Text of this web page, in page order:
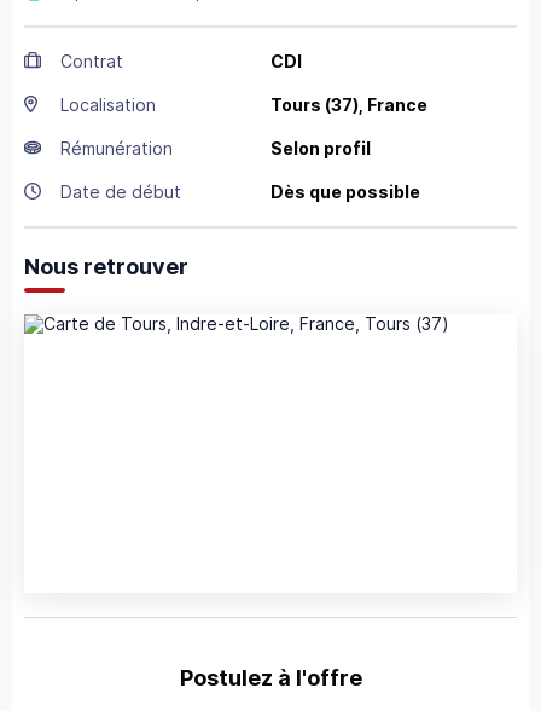
Contrat CDI
Localisation Tours (37), France
Rémunération Selon profil
Date de début Dès que possible
Nous retrouver
Postulez à l'offre